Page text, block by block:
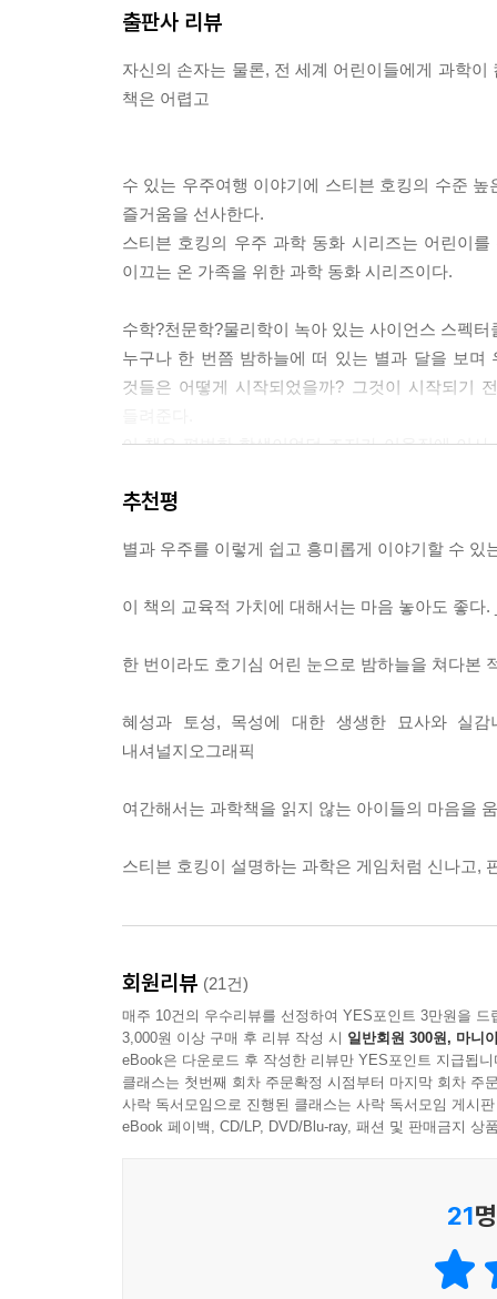
출판사 리뷰
자신의 손자는 물론, 전 세계 어린이들에게 과학
책은 어렵고
수 있는 우주여행 이야기에 스티븐 호킹의 수준
즐거움을 선사한다.
스티븐 호킹의 우주 과학 동화 시리즈는 어린이
이끄는 온 가족을 위한 과학 동화 시리즈이다.
수학?천문학?물리학이 녹아 있는 사이언스 스펙터
누구나 한 번쯤 밤하늘에 떠 있는 별과 달을 보
것들은 어떻게 시작되었을까? 그것이 시작되기
이 책은 평범한 학생이었던 조지가 이웃집에 이
거대 행성인 목성을 가까이에서 관찰하고 소행성
뿐만 아니라 어렵고 낯선 과학 용어나 우주에
상세하게 설명할 수 없었던 과학적 사실들을
천문학은 물론 수학, 물리학, 화학 등 과학의 전
지구의 아름다움과 소중함을 다시금 일깨우는 책!
환경 파괴의 주범이라 생각해서 TV, 자동차, 컴
환경을 만들기 위해 꼭 필요한 것이 과학이라고 주
에릭 박사. 방법은 달라도 목적은 모두 점점 오
지키고 보호하기 위해 우리가 어떻게 행동해야 하
우리가 왜 우주로 나아가야 하는지에 대해 스티
우리가 만약 장기적인 미래를 갖고자 한다면 우리
과밀해지고 있어요. 지구 바깥의 더 넓은 우주로 눈
우주로 뻗어나가려는 시도와 연구들은 지금 지구
나아갈 바를 제시해 주는 유익한 책이 될 것이다.
추천평
별과 우주를 이렇게 쉽고 흥미롭게 이야기할 수
이 책의 교육적 가치에 대해서는 마음 놓아도 좋다.
한 번이라도 호기심 어린 눈으로 밤하늘을 쳐다본
혜성과 토성, 목성에 대한 생생한 묘사와 실
내셔널지오그래픽
여간해서는 과학책을 읽지 않는 아이들의 마음을
스티븐 호킹이 설명하는 과학은 게임처럼 신나고,
회원리뷰 (21건)
매주 10건의 우수리뷰를 선정하여 YES포인트 3만원을 드
3,000원 이상 구매 후 리뷰 작성 시 일반회원 300원, 마니
eBook은 다운로드 후 작성한 리뷰만 YES포인트 지급됩니
클래스는 첫번째 회차 주문확정 시점부터 마지막 회차 주
사락 독서모임으로 진행된 클래스는 사락 독서모임 게시
eBook 페이백, CD/LP, DVD/Blu-ray, 패션 및 판매금지 상
21